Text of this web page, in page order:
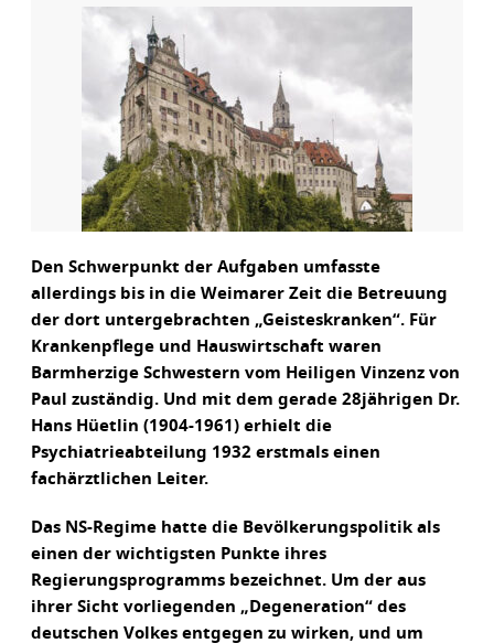
Den Schwerpunkt der Aufgaben umfasste
allerdings bis in die Weimarer Zeit die Betreuung
der dort untergebrachten „Geisteskranken“. Für
Krankenpflege und Hauswirtschaft waren
Barmherzige Schwestern vom Heiligen Vinzenz von
Paul zuständig. Und mit dem gerade 28jährigen Dr.
Hans Hüetlin (1904-1961) erhielt die
Psychiatrieabteilung 1932 erstmals einen
fachärztlichen Leiter.
Das NS-Regime hatte die Bevölkerungspolitik als
einen der wichtigsten Punkte ihres
Regierungsprogramms bezeichnet. Um der aus
ihrer Sicht vorliegenden „Degeneration“ des
deutschen Volkes entgegen zu wirken, und um